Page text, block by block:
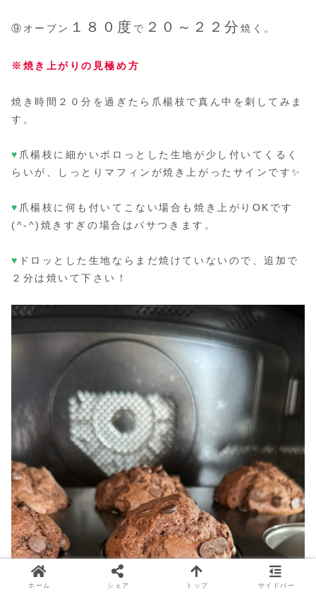
⑨オーブン １８０度 で ２０～２２分 焼く。
※焼き上がりの見極め方
焼き時間２０分を過ぎたら爪楊枝で真ん中を刺してみま
す。
♥ 爪楊枝に細かいポロっとした生地が少し付いてくるく
らいが、しっとりマフィンが焼き上がったサインです✨
♥ 爪楊枝に何も付いてこない場合も焼き上がりOKです
(^-^)焼きすぎの場合はパサつきます。
♥ ドロッとした生地ならまだ焼けていないので、追加で
２分は焼いて下さい！
ホーム シェア トップ サイドバー